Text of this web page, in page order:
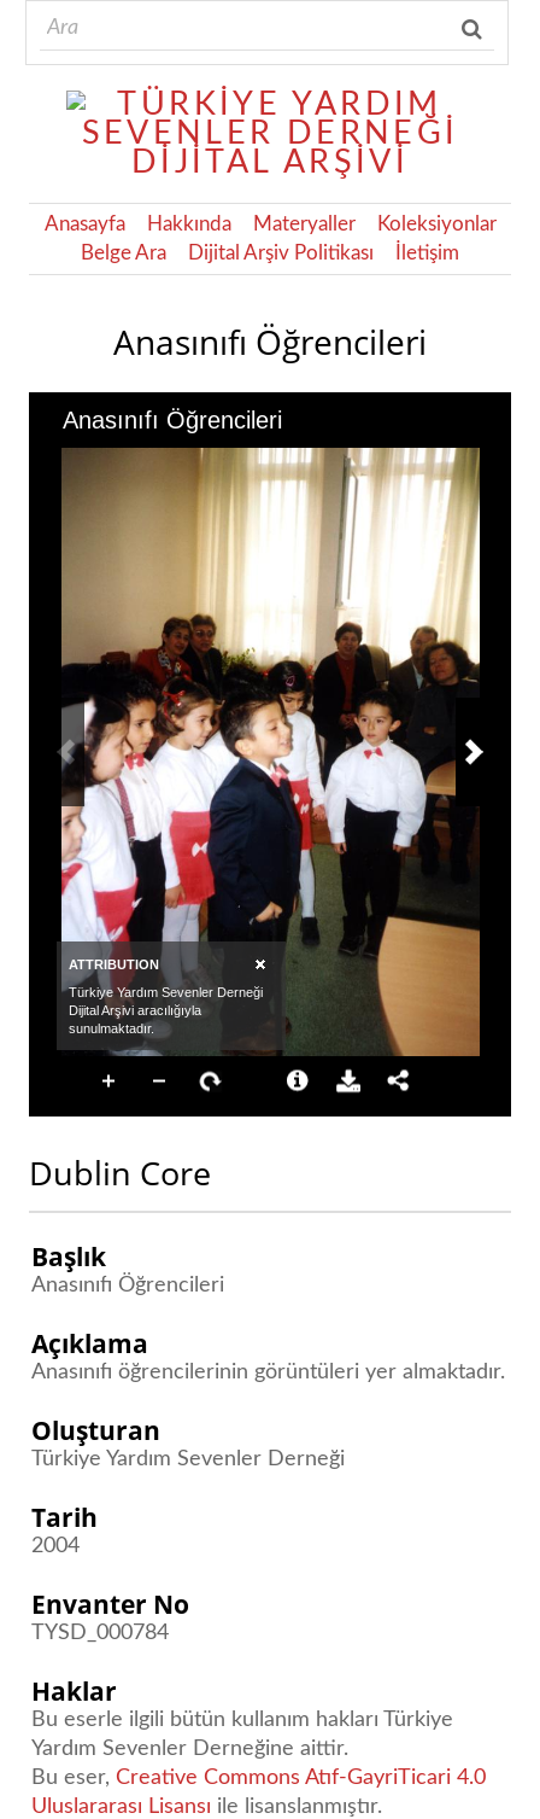
Anasayfa Hakkında Materyaller
Koleksiyonlar
Belge Ara
Dijital Arşiv Politikası İletişim
Anasınıfı Öğrencileri
Dublin Core
Başlık
Anasınıfı Öğrencileri
Açıklama
Anasınıfı öğrencilerinin görüntüleri yer almaktadır.
Oluşturan
Türkiye Yardım Sevenler Derneği
Tarih
2004
Envanter No
TYSD_000784
Haklar
Bu eserle ilgili bütün kullanım hakları Türkiye
Yardım Sevenler Derneğine aittir.
Bu eser,Creative Commons Atıf-GayriTicari 4.0
Uluslararası Lisansı ile lisanslanmıştır.